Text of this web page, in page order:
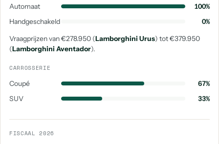
Automaat
100%
Handgeschakeld
0%
Vraagprijzen van €278.950 (Lamborghini Urus) tot €379.950
(Lamborghini Aventador).
CARROSSERIE
Coupé
67%
SUV
33%
FISCAAL 2026